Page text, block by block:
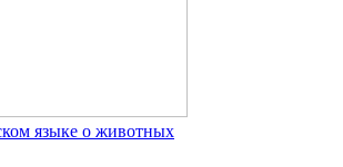
языке о животных